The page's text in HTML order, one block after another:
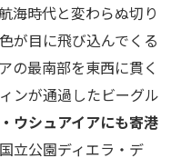
海時代と変わらぬ切り
が目に飛び込んでくる
の最南部を東西に貫く
ンが通過したビーグル
ウシュアイアにも寄港
立公園ディエラ・デ